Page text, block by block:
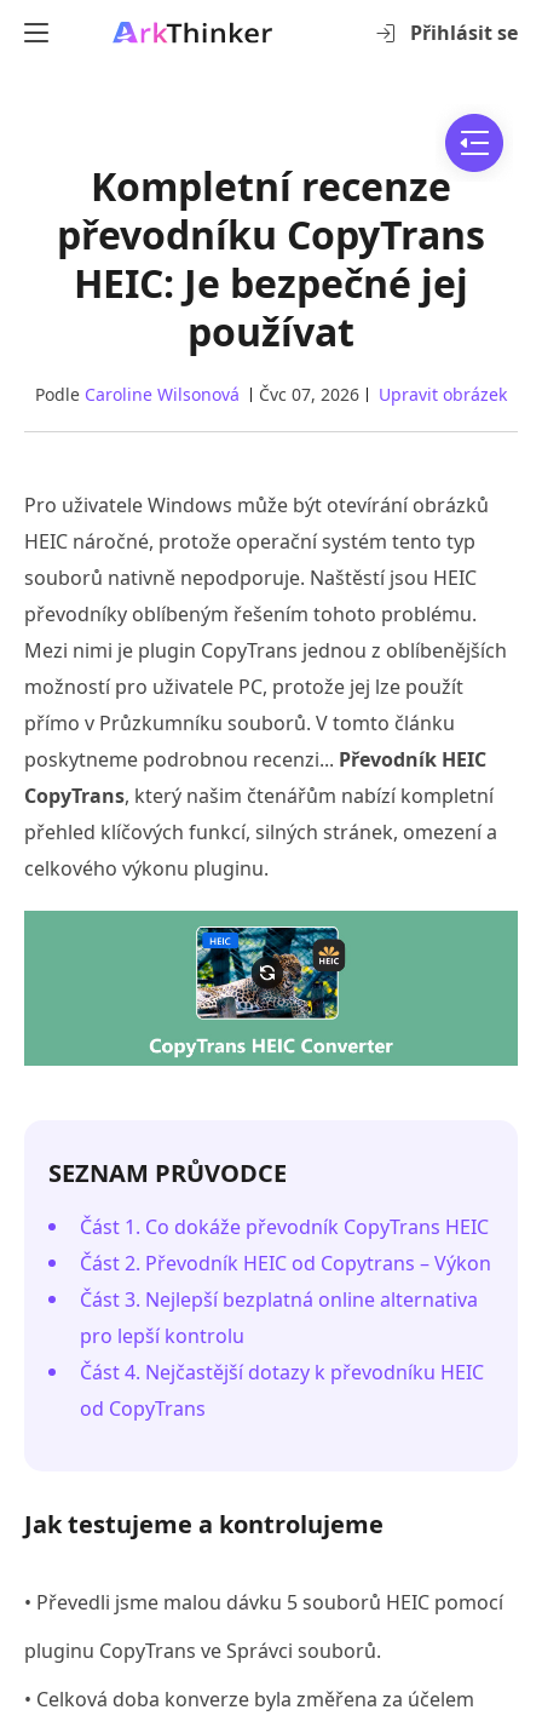
Přihlásit se
Kompletní recenze
převodníku CopyTrans
HEIC: Je bezpečné jej
používat
Podle Caroline Wilsonová Čvc 07, 2026 Upravit obrázek
Pro uživatele Windows může být otevírání obrázků
HEIC náročné, protože operační systém tento typ
souborů nativně nepodporuje. Naštěstí jsou HEIC
převodníky oblíbeným řešením tohoto problému.
Mezi nimi je plugin CopyTrans jednou z oblíbenějších
možností pro uživatele PC, protože jej lze použít
přímo v Průzkumníku souborů. V tomto článku
poskytneme podrobnou recenzi... Převodník HEIC
CopyTrans, který našim čtenářům nabízí kompletní
přehled klíčových funkcí, silných stránek, omezení a
celkového výkonu pluginu.
SEZNAM PRŮVODCE
Část 1. Co dokáže převodník CopyTrans HEIC
Část 2. Převodník HEIC od Copytrans – Výkon
Část 3. Nejlepší bezplatná online alternativa
pro lepší kontrolu
Část 4. Nejčastější dotazy k převodníku HEIC
od CopyTrans
Jak testujeme a kontrolujeme
• Převedli jsme malou dávku 5 souborů HEIC pomocí
pluginu CopyTrans ve Správci souborů.
• Celková doba konverze byla změřena za účelem